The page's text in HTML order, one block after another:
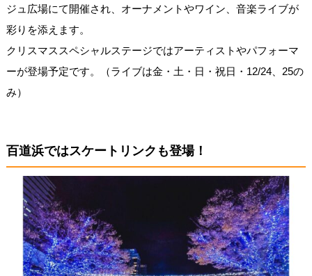
ジュ広場にて開催され、オーナメントやワイン、音楽ライブが
彩りを添えます。
クリスマススペシャルステージではアーティストやパフォーマ
ーが登場予定です。（ライブは金・土・日・祝日・12/24、25の
み）
百道浜ではスケートリンクも登場！